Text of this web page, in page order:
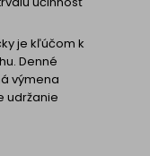
je kľúčom k
Denné
výmena
udržanie